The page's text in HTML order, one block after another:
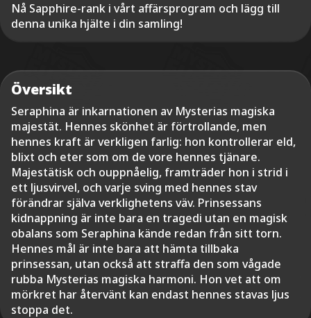
Nå Sapphire-rank i vårt affärsprogram och lägg till
denna unika hjälte i din samling!
Översikt
Seraphina är inkarnationen av Mysterias magiska
majestät. Hennes skönhet är förtrollande, men
hennes kraft är verkligen farlig: hon kontrollerar eld,
blixt och eter som om de vore hennes tjänare.
Majestätisk och ouppnåelig, framträder hon i strid i
ett ljusvirvel, och varje sving med hennes stav
förändrar själva verklighetens väv. Prinsessans
kidnappning är inte bara en tragedi utan en magisk
obalans som Seraphina kände redan från sitt torn.
Hennes mål är inte bara att hämta tillbaka
prinsessan, utan också att straffa den som vågade
rubba Mysterias magiska harmoni. Hon vet att om
mörkret har återvänt kan endast hennes stavas ljus
stoppa det.